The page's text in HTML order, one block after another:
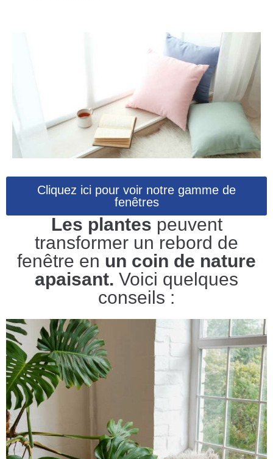
Cliquez ici pour voir notre gamme de
fenêtres
Les plantes peuvent
transformer un rebord de
fenêtre en un coin de nature
apaisant. Voici quelques
conseils :